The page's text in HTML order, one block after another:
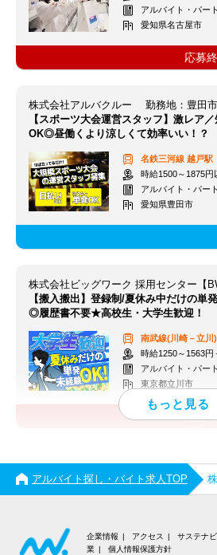
アルバイト・パート
愛知県名古屋市
応募
株式会社アルバクルー 勤務地：豊田
【スポーツ大会運営スタッフ】激レア
OK◎昼働くより涼しくて効率いい！？
名鉄三河線 越戸駅
時給1500～1875円
アルバイト・パート
愛知県豊田市
【搬入搬出】登録制/夏休み中だけの単
◎履歴書不要★高校生・大学生歓迎！
南武線(川崎－立川)
時給1250～1563円
アルバイト・パート
東京都立川市
応募
アルバイト探し・バイト求人TOP
企業情報 アクセス サステナ
業
個人情報保護方針